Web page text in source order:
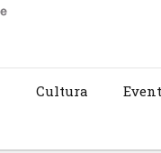
Cultura